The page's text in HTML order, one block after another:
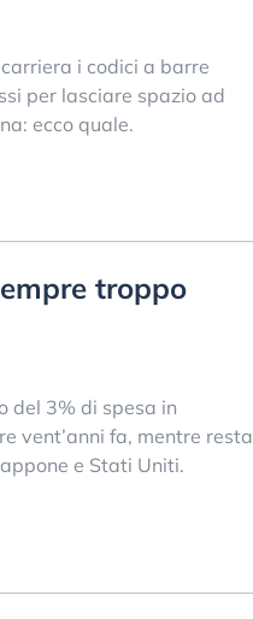
i codici a barre
per lasciare spazio ad
ecco quale.
troppo
del 3% di spesa in
vent’anni fa, mentre resta
e Stati Uniti.